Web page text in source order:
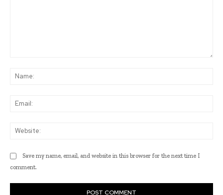
Save my name, email, and website in this browser for the next time I
comment.